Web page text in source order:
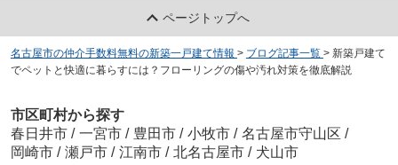
ページトップへ
名古屋市の仲介手数料無料の新築一戸建て情報 > ブログ記事一覧 > 新築戸建て
でペットと快適に暮らすには？フローリングの傷や汚れ対策を徹底解説
市区町村から探す
春日井市 / 一宮市 / 豊田市 / 小牧市 / 名古屋市守山区 /
岡崎市 / 瀬戸市 / 江南市 / 北名古屋市 / 犬山市